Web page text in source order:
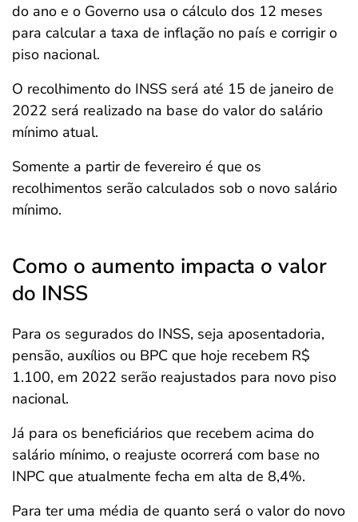
do ano e o Governo usa o cálculo dos 12 meses
para calcular a taxa de inflação no país e corrigir o
piso nacional.
O recolhimento do INSS será até 15 de janeiro de
2022 será realizado na base do valor do salário
mínimo atual.
Somente a partir de fevereiro é que os
recolhimentos serão calculados sob o novo salário
mínimo.
Como o aumento impacta o valor
do INSS
Para os segurados do INSS, seja aposentadoria,
pensão, auxílios ou BPC que hoje recebem R$
1.100, em 2022 serão reajustados para novo piso
nacional.
Já para os beneficiários que recebem acima do
salário mínimo, o reajuste ocorrerá com base no
INPC que atualmente fecha em alta de 8,4%.
Para ter uma média de quanto será o valor do novo